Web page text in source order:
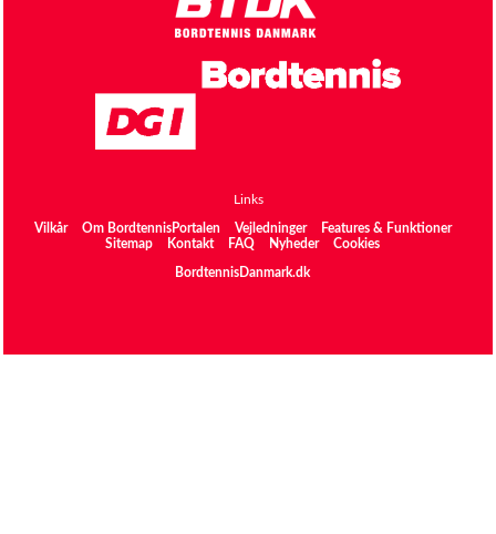
Links
Vilkår Om BordtennisPortalen Vejledninger
Features & Funktioner
Sitemap
Kontakt FAQ Nyheder Cookies
BordtennisDanmark.dk